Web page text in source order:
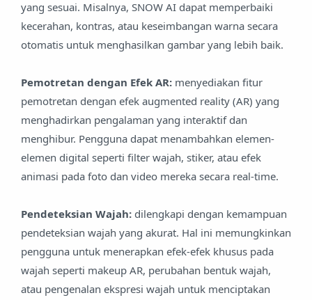
yang sesuai. Misalnya, SNOW AI dapat memperbaiki
kecerahan, kontras, atau keseimbangan warna secara
otomatis untuk menghasilkan gambar yang lebih baik.
Pemotretan dengan Efek AR: menyediakan fitur
pemotretan dengan efek augmented reality (AR) yang
menghadirkan pengalaman yang interaktif dan
menghibur. Pengguna dapat menambahkan elemen-
elemen digital seperti filter wajah, stiker, atau efek
animasi pada foto dan video mereka secara real-time.
Pendeteksian Wajah: dilengkapi dengan kemampuan
pendeteksian wajah yang akurat. Hal ini memungkinkan
pengguna untuk menerapkan efek-efek khusus pada
wajah seperti makeup AR, perubahan bentuk wajah,
atau pengenalan ekspresi wajah untuk menciptakan